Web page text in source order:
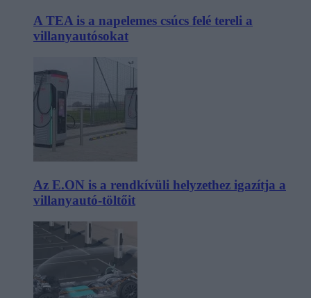
A TEA is a napelemes csúcs felé tereli a
villanyautósokat
Az E.ON is a rendkívüli helyzethez igazítja a
villanyautó-töltőit